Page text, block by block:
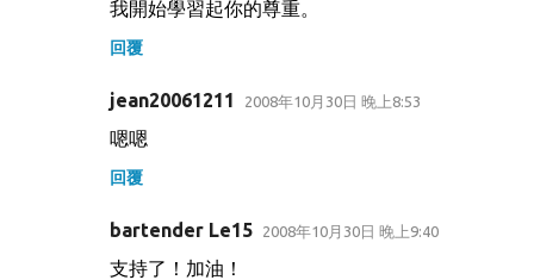
我開始學習起你的尊重。
回覆
jean20061211 2008年10月30日 晚上8:53
嗯嗯
回覆
bartender Le15 2008年10月30日 晚上9:40
支持了！加油！